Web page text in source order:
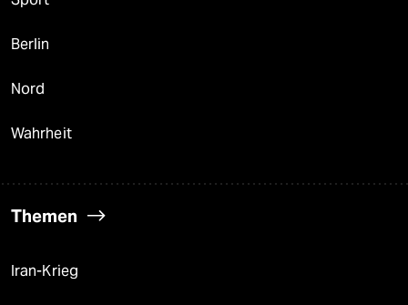
Berlin
Nord
Wahrheit
Themen
Iran-Krieg